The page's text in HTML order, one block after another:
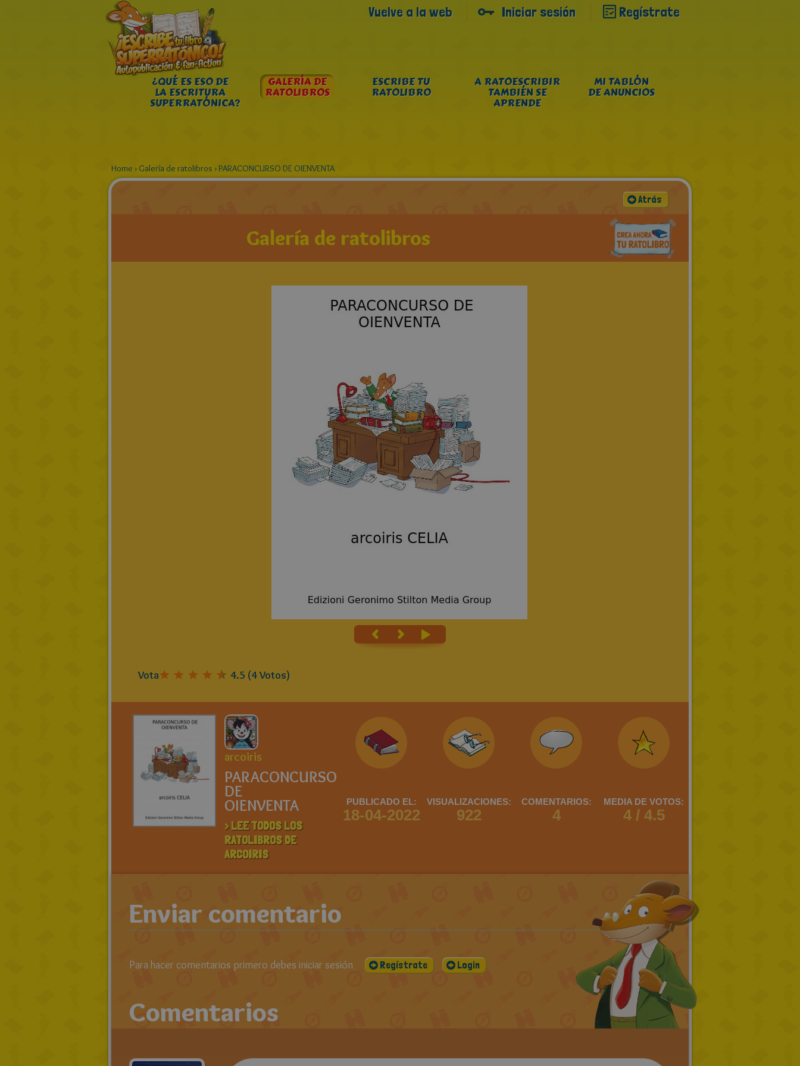
Vuelve a la web Iniciar sesión Regístrate
¿QUÉ ES ESO DE
LA ESCRITURA
SUPERRATÓNICA?
GALERÍA DE
RATOLIBROS
ESCRIBE TU
RATOLIBRO
A RATOESCRIBIR
TAMBIÉN SE
APRENDE
MI TABLÓN
DE ANUNCIOS
Home › Galería de ratolibros ›PARACONCURSO DE OIENVENTA
Galería de ratolibros
Atrás
Vota 4.5 (4Votos)
arcoiris
PARACONCURSO
DE
OIENVENTA
> LEE TODOS LOS
RATOLIBROS DE
ARCOIRIS
PUBLICADO EL:
18-04-2022
VISUALIZACIONES:
922
COMENTARIOS:
4
MEDIA DE VOTOS:
4 / 4.5
Enviar comentario
Para hacer comentarios primero debes iniciar sesión Regístrate Login
Comentarios